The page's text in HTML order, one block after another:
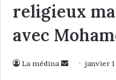
religieux
avec
La médina janvier